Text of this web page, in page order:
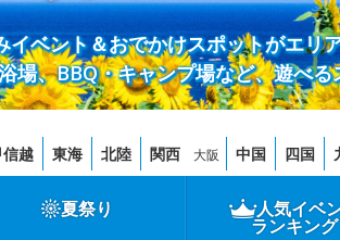
ベント＆おでかけスポットがエリ
場、BBQ・キャンプ場など、遊べ
信越 東海 北陸 関西 大阪 中国 四国
夏祭り 人気イベ
ランキング